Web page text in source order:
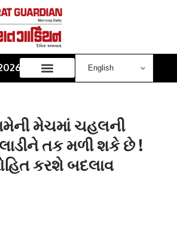
મેચમાં ચહલની
તક મળી શકે છે !
કરશે બદલાવ